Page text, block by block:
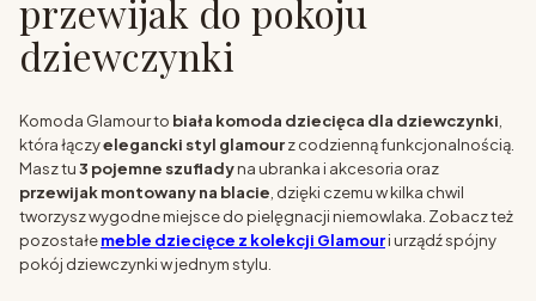
przewijak do pokoju
dziewczynki
Komoda Glamour to biała komoda dziecięca dla dziewczynki,
która łączyelegancki styl glamourz codzienną funkcjonalnością.
Masz tu3 pojemne szufladyna ubranka i akcesoria oraz
przewijak montowany na blacie, dzięki czemu w kilka chwil
tworzysz wygodne miejsce do pielęgnacji niemowlaka. Zobacz też
pozostałemeble dziecięce z kolekcji Glamouri urządź spójny
pokój dziewczynki w jednym stylu.